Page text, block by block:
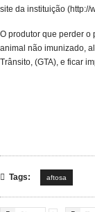
site da instituição (http://
O produtor que perder o
animal não imunizado,
Trânsito, (GTA), e ficar
 Tags: aftosa